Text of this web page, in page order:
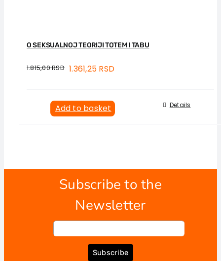
O SEKSUALNOJ TEORIJI TOTEM I TABU
1.815,00RSD 1.361,25 RSD
Add to basket Details
Subscribe to the
Newsletter
Subscribe